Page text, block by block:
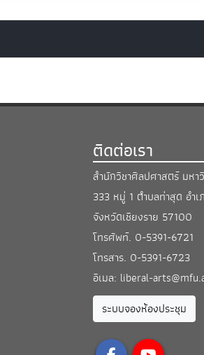
ติดต่อเรา
สำนักวิชาศิลปศาสตร์ มหา
333 หมู่ 1 ตำบลท่าสุด อำเ
จังหวัดเชียงราย 57100
โทรศัพท์. 0-5391-6721
โทรสาร. 0-5391-6723
อีเมล: liberal-
ระบบจองห้องประชุม